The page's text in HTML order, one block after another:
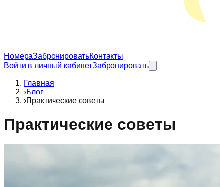
НомераЗабронироватьКонтакты
Войти в личный кабинетЗабронировать
Главная
›Блог
›Практические советы
Практические советы